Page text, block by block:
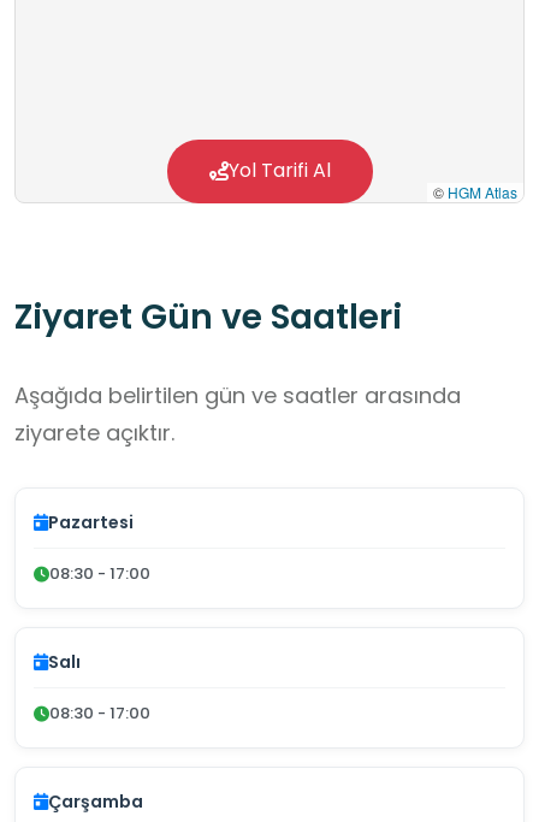
© HGM Atlas
Yol Tarifi Al
Ziyaret Gün ve Saatleri
Aşağıda belirtilen gün ve saatler arasında
ziyarete açıktır.
Pazartesi
08:30 - 17:00
Salı
08:30 - 17:00
Çarşamba